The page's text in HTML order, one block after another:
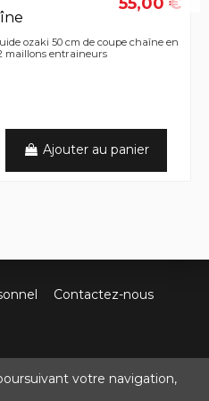
ozaki 50 cm de coupe chaîne en
maillons entraineurs
Ajouter au panier
Contactez-nous
votre navigation,